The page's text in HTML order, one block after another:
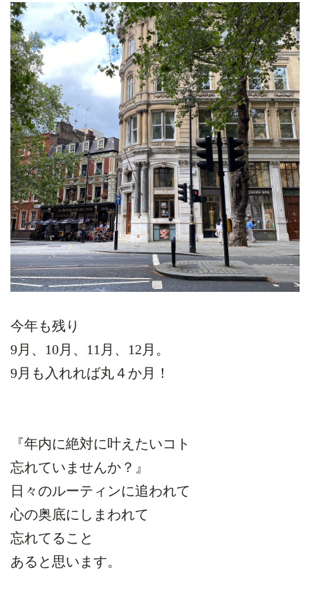
今年も残り
9月、10月、11月、12月。
9月も入れれば丸４か月！
『年内に絶対に叶えたいコト
忘れていませんか？』
日々のルーティンに追われて
心の奥底にしまわれて
忘れてること
あると思います。